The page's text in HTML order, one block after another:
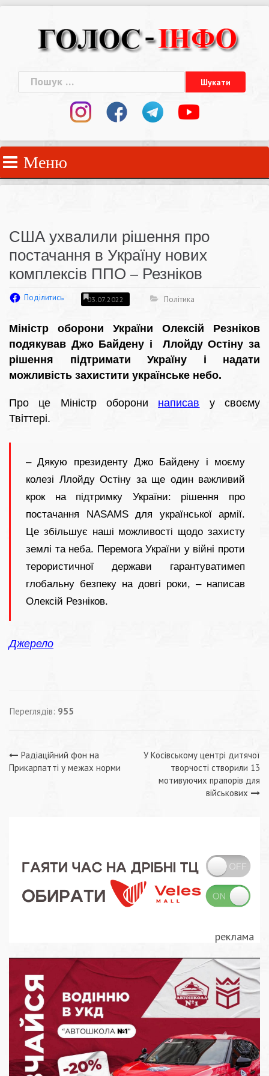
Пошук:
Меню
США ухвалили рішення про
постачання в Україну нових
комплексів ППО – Резніков
Поділитись 03.07.2022 Політика
Міністр оборони України Олексій Резніков
подякував Джо Байдену і Ллойду Остіну за
рішення підтримати Україну і надати
можливість захистити українське небо.
Про це Міністр оборони написав у своєму
Твіттері.
– Дякую президенту Джо Байдену і моєму
колезі Ллойду Остіну за ще один важливий
крок на підтримку України: рішення про
постачання NASAMS для української армії.
Це збільшує наші можливості щодо захисту
землі та неба. Перемога України у війні проти
терористичної держави гарантуватимеп
глобальну безпеку на довгі роки, – написав
Олексій Резніков.
Джерело
Переглядів: 955
Навігація
Радіаційний фон на
Прикарпатті у межах норми
У Косівському центрі дитячої
творчості створили 13
мотивуючих прапорів для
військових